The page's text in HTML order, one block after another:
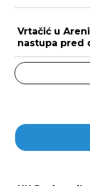
Vrtačić u
nastupa pred